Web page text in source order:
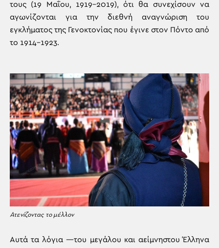
τους (19 Μαΐου, 1919–2019), ότι θα συνεχίσουν να
αγωνίζονται για την διεθνή αναγνώριση του
εγκλήματος της Γενοκτονίας που έγινε στον Πόντο από
το 1914–1923.
Ατενίζοντας το μέλλον
Αυτά τα λόγια —του μεγάλου και αείμνηστου Έλληνα